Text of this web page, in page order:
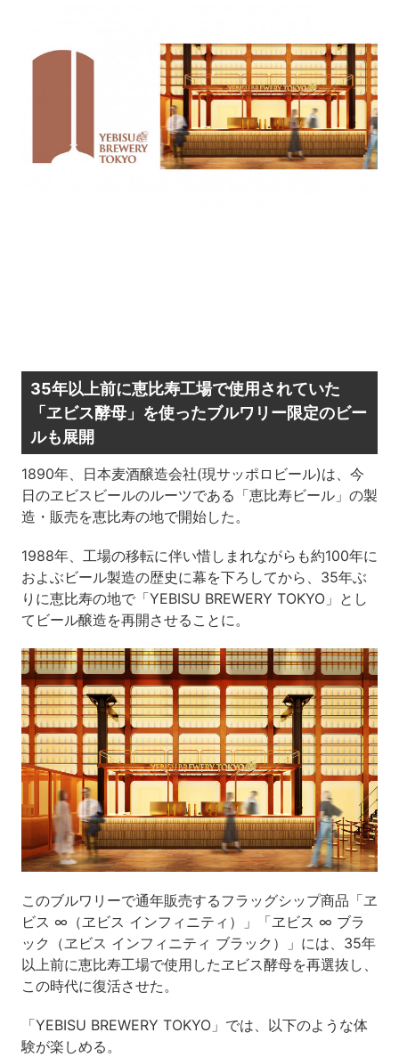
35年以上前に恵比寿工場で使用されていた
「ヱビス酵母」を使ったブルワリー限定のビー
ルも展開
1890年、日本麦酒醸造会社(現サッポロビール)は、今
日のヱビスビールのルーツである「恵比寿ビール」の製
造・販売を恵比寿の地で開始した。
1988年、工場の移転に伴い惜しまれながらも約100年に
およぶビール製造の歴史に幕を下ろしてから、35年ぶ
りに恵比寿の地で「YEBISU BREWERY TOKYO」とし
てビール醸造を再開させることに。
このブルワリーで通年販売するフラッグシップ商品「ヱ
ビス ∞（ヱビス インフィニティ）」「ヱビス ∞ ブラ
ック（ヱビス インフィニティ ブラック）」には、35年
以上前に恵比寿工場で使用したヱビス酵母を再選抜し、
この時代に復活させた。
「YEBISU BREWERY TOKYO」では、以下のような体
験が楽しめる。